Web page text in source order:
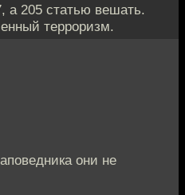
а 205 статью вешать.
терроризм.
они не